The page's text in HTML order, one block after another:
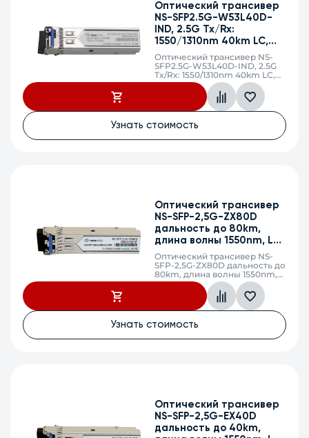
Оптический трансивер
NS-SFP2.5G-W53L40D-
IND, 2.5G Tx/Rx:
1550/1310nm 40km LC,
DDM (Industrial)
Оптический трансивер NS-
SFP2.5G-W53L40D-IND, 2.5G
Tx/Rx: 1550/1310nm 40km LC,
DDM (Industrial -40 to +85°C)
Узнать стоимость
Оптический трансивер
NS-SFP-2,5G-ZX80D
дальность до 80km,
длина волны 1550nm, LC,
DDM
Оптический трансивер NS-
SFP-2,5G-ZX80D дальность до
80km, длина волны 1550nm,
LC, DDM
Узнать стоимость
Оптический трансивер
NS-SFP-2,5G-EX40D
дальность до 40km,